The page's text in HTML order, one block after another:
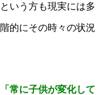
いう方も現実には多
的にその時々の状況
常に子供が変化して